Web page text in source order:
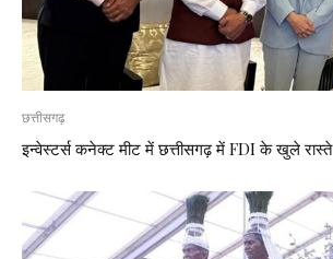
छत्तीसगढ़
इन्वेस्टर्स कनेक्ट मीट में छत्तीसगढ़ में FDI के खुले रास्ते